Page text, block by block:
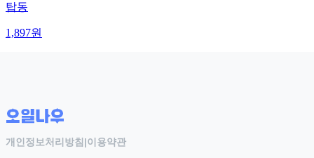
탑동
1,897원
개인정보처리방침 |이용약관